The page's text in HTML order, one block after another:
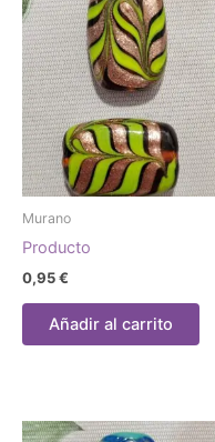
Murano
Producto
0,95€
Añadir al carrito